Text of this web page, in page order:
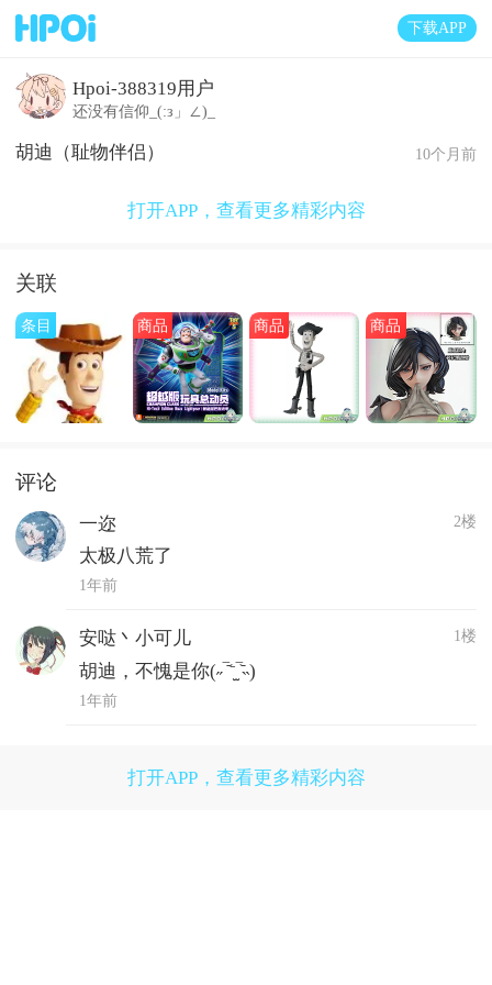
下载APP
Hpoi-388319用户
还没有信仰_(:з」∠)_
胡迪（耻物伴侣） 10个月前
打开APP，查看更多精彩内容
关联
条目 商品 商品 商品
评论
一迩 2楼
太极八荒了
1年前
安哒丶小可儿 1楼
胡迪，不愧是你(˶‾᷄⁻̫‾᷅˵)
1年前
打开APP，查看更多精彩内容